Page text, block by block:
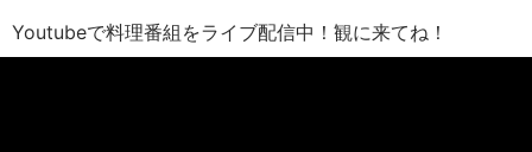
Youtubeで料理番組をライブ配信中！観に来てね！